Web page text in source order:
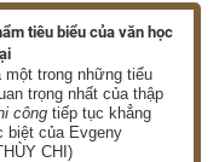
tiêu biểu của văn học
trong những tiểu
trọng nhất của thập
công tiếp tục khẳng
biệt của Evgeny
CHI)